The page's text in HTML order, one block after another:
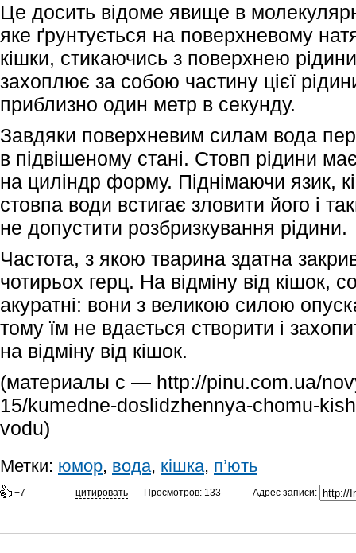
Це досить відоме явище в
яке ґрунтується на поверхневому
кішки, стикаючись з поверхнею
захоплює за собою частину цієї
приблизно один метр в секунду.
Завдяки поверхневим силам вода
в підвішеному стані. Стовп рідини
на циліндр форму. Піднімаючи язик,
стовпа води встигає зловити його і
не допустити розбризкування рідини.
Частота, з якою тварина здатна
чотирьох герц. На відміну від кішок,
акуратні: вони з великою силою
тому їм не вдається створити і
на відміну від кішок.
(материалы с — http://pinu.com.ua/
15/kumedne-doslidzhennya-chomu-
vodu)
Метки: юмор, вода, кішка, п’ють
+7 цитировать Просмотров: 133 Адрес записи: